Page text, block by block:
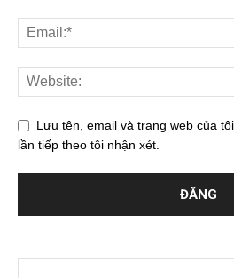
Lưu tên, email và trang web của
lần tiếp theo tôi nhận xét.